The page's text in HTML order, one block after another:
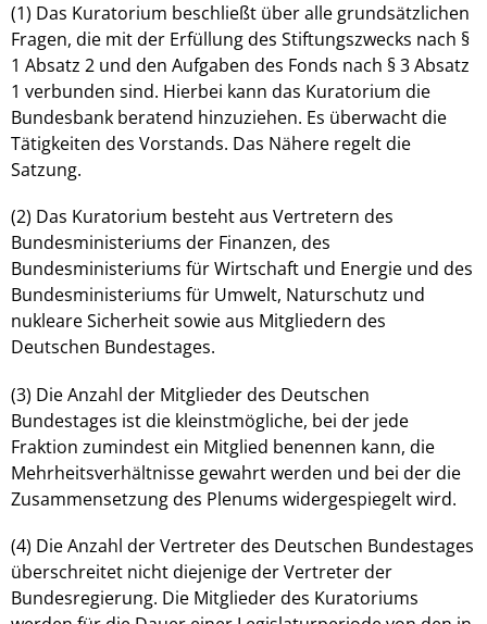
(1) Das Kuratorium beschließt über alle grundsätzlichen
Fragen, die mit der Erfüllung des Stiftungszwecks nach §
1 Absatz 2 und den Aufgaben des Fonds nach § 3 Absatz
1 verbunden sind. Hierbei kann das Kuratorium die
Bundesbank beratend hinzuziehen. Es überwacht die
Tätigkeiten des Vorstands. Das Nähere regelt die
Satzung.
(2) Das Kuratorium besteht aus Vertretern des
Bundesministeriums der Finanzen, des
Bundesministeriums für Wirtschaft und Energie und des
Bundesministeriums für Umwelt, Naturschutz und
nukleare Sicherheit sowie aus Mitgliedern des
Deutschen Bundestages.
(3) Die Anzahl der Mitglieder des Deutschen
Bundestages ist die kleinstmögliche, bei der jede
Fraktion zumindest ein Mitglied benennen kann, die
Mehrheitsverhältnisse gewahrt werden und bei der die
Zusammensetzung des Plenums widergespiegelt wird.
(4) Die Anzahl der Vertreter des Deutschen Bundestages
überschreitet nicht diejenige der Vertreter der
Bundesregierung. Die Mitglieder des Kuratoriums